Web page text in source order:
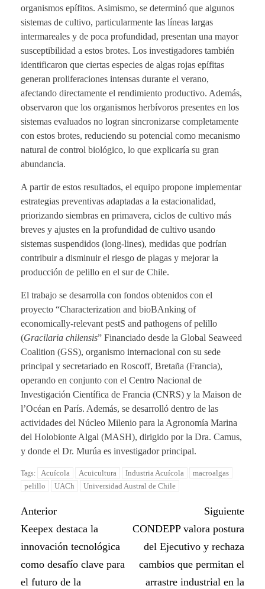
organismos epífitos. Asimismo, se determinó que algunos
sistemas de cultivo, particularmente las líneas largas
intermareales y de poca profundidad, presentan una mayor
susceptibilidad a estos brotes. Los investigadores también
identificaron que ciertas especies de algas rojas epífitas
generan proliferaciones intensas durante el verano,
afectando directamente el rendimiento productivo. Además,
observaron que los organismos herbívoros presentes en los
sistemas evaluados no logran sincronizarse completamente
con estos brotes, reduciendo su potencial como mecanismo
natural de control biológico, lo que explicaría su gran
abundancia.
A partir de estos resultados, el equipo propone implementar
estrategias preventivas adaptadas a la estacionalidad,
priorizando siembras en primavera, ciclos de cultivo más
breves y ajustes en la profundidad de cultivo usando
sistemas suspendidos (long-lines), medidas que podrían
contribuir a disminuir el riesgo de plagas y mejorar la
producción de pelillo en el sur de Chile.
El trabajo se desarrolla con fondos obtenidos con el
proyecto “Characterization and bioBAnking of
economically-relevant pestS and pathogens of pelillo
(Gracilaria chilensis” Financiado desde la Global Seaweed
Coalition (GSS), organismo internacional con su sede
principal y secretariado en Roscoff, Bretaña (Francia),
operando en conjunto con el Centro Nacional de
Investigación Científica de Francia (CNRS) y la Maison de
l’Océan en París. Además, se desarrolló dentro de las
actividades del Núcleo Milenio para la Agronomía Marina
del Holobionte Algal (MASH), dirigido por la Dra. Camus,
y donde el Dr. Murúa es investigador principal.
Tags: Acuícola Acuicultura Industria Acuícola
macroalgas
pelillo
UACh Universidad Austral de Chile
Anterior
Keepex destaca la
innovación tecnológica
como desafío clave para
el futuro de la
Siguiente
CONDEPP valora postura
del Ejecutivo y rechaza
cambios que permitan el
arrastre industrial en la